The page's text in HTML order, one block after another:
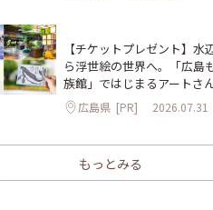
【チケットプレゼント】水
ら浮世絵の世界へ。「広島
族館」ではじまるアートさ
広島県 [PR] 2026.07.31
もっとみる